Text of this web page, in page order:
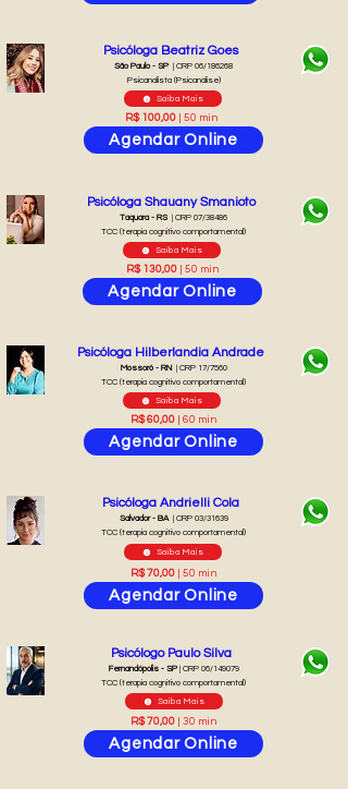
Saiba Mais
Psicóloga Beatriz Goes
Agendar Online
R$ 100,00 | 50 min
São Paulo - SP | CRP 06/186268
Psicanalista (Psicanálise)
Saiba Mais
Psicóloga Shauany Smanioto
Agendar Online
R$ 130,00 | 50 min
Taquara - RS | CRP 07/38486
TCC (terapia cognitivo comportamental)
Saiba Mais
Psicóloga Hilberlandia Andrade
Agendar Online
R$ 60,00 | 60 min
Mossoró - RN | CRP 17/7560
TCC (terapia cognitivo comportamental)
Saiba Mais
Psicóloga Andrielli Cola
Agendar Online
R$ 70,00 | 50 min
Salvador - BA| CRP 03/31639
TCC (terapia cognitivo comportamental)
Saiba Mais
Psicólogo Paulo Silva
Agendar Online
R$ 70,00 | 30 min
Fernandópolis - SP| CRP 06/149079
TCC (terapia cognitivo comportamental)